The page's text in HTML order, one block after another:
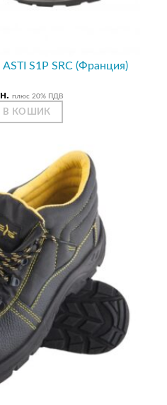
ASTI S1P SRC (Франция)
плюс 20% ПДВ
В КОШИК